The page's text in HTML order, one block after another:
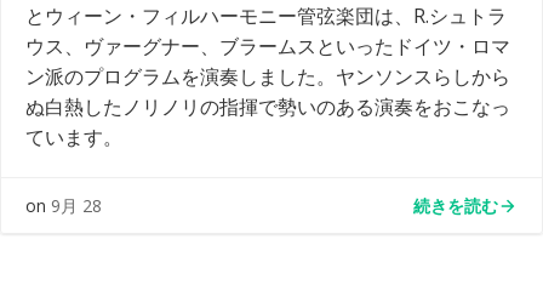
とウィーン・フィルハーモニー管弦楽団は、R.シュトラ
ウス、ヴァーグナー、ブラームスといったドイツ・ロマ
ン派のプログラムを演奏しました。ヤンソンスらしから
ぬ白熱したノリノリの指揮で勢いのある演奏をおこなっ
ています。
on 9月 28 続きを読む